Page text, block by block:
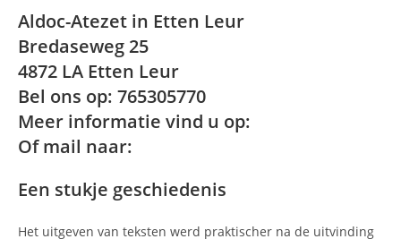
Aldoc-Atezet in Etten Leur
Bredaseweg 25
4872 LA Etten Leur
Bel ons op: 765305770
Meer informatie vind u op:
Of mail naar:
Een stukje geschiedenis
Het uitgeven van teksten werd praktischer na de uitvinding